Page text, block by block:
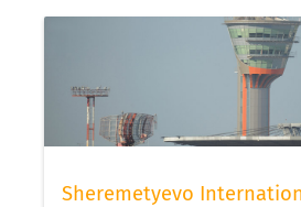
Sheremetyevo